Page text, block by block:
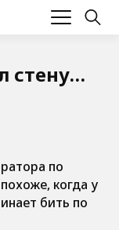
стену…
по
когда у
бить по